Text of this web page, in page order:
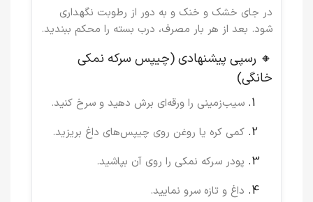
در جای خشک و خنک و به دور از رطوبت نگهداری
شود. بعد از هر بار مصرف، درب بسته را محکم ببندید.
🔸 رسپی پیشنهادی (چیپس سرکه نمکی
خانگی)
سیب‌زمینی را ورقه‌ای برش دهید و سرخ کنید.
کمی کره یا روغن روی چیپس‌های داغ بریزید.
پودر سرکه نمکی را روی آن بپاشید.
داغ و تازه سرو نمایید.